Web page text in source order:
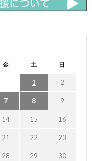
金 土 日
1 2
7 8 9
14 15 16
21 22 23
28 29 30